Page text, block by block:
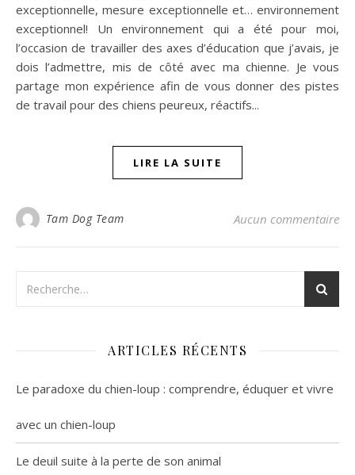
exceptionnelle, mesure exceptionnelle et… environnement
exceptionnel! Un environnement qui a été pour moi,
l’occasion de travailler des axes d’éducation que j’avais, je
dois l’admettre, mis de côté avec ma chienne. Je vous
partage mon expérience afin de vous donner des pistes
de travail pour des chiens peureux, réactifs...
LIRE LA SUITE
Tam Dog Team Aucun commentaire
ARTICLES RÉCENTS
Le paradoxe du chien-loup : comprendre, éduquer et vivre
avec un chien-loup
Le deuil suite à la perte de son animal